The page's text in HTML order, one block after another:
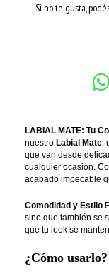
Si no te gusta,
LABIAL MATE: Tu
nuestro Labial Mate,
que van desde
cualquier ocasión.
acabado impecable
Comodidad y Estilo
sino que también se
que tu look se
¿Cómo usarlo?